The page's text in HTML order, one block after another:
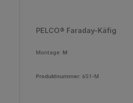
PELCO® Faraday-Käfig
Montage: M
Produktnummer: 651-M